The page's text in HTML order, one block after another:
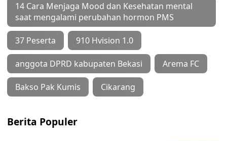
14 Cara Menjaga Mood dan Kesehatan mental
saat mengalami perubahan hormon PMS
37 Peserta 910 Hvision 1.0
anggota DPRD kabupaten Bekasi Arema FC
Bakso Pak Kumis Cikarang
Berita Populer